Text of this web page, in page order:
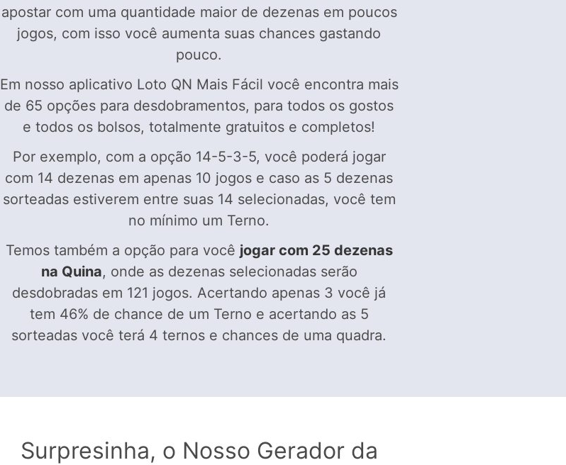
apostar com uma quantidade maior de dezenas em poucos
jogos, com isso você aumenta suas chances gastando
pouco.
Em nosso aplicativo Loto QN Mais Fácil você encontra mais
de 65 opções para desdobramentos, para todos os gostos
e todos os bolsos, totalmente gratuitos e completos!
Por exemplo, com a opção 14-5-3-5, você poderá jogar
com 14 dezenas em apenas 10 jogos e caso as 5 dezenas
sorteadas estiverem entre suas 14 selecionadas, você tem
no mínimo um Terno.
Temos também a opção para você jogar com 25 dezenas
na Quina, onde as dezenas selecionadas serão
desdobradas em 121 jogos. Acertando apenas 3 você já
tem 46% de chance de um Terno e acertando as 5
sorteadas você terá 4 ternos e chances de uma quadra.
Surpresinha, o Nosso Gerador da